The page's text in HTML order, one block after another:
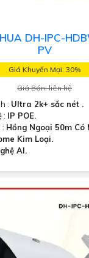
DH-IPC-
PV
Giá Khuyến Mại: 30%
Giá Bán: liên hệ
: Ultra 2k+ sắc nét .
: IP POE.
: Hồng Ngoại 50m Có
Kim Loại.
AI.